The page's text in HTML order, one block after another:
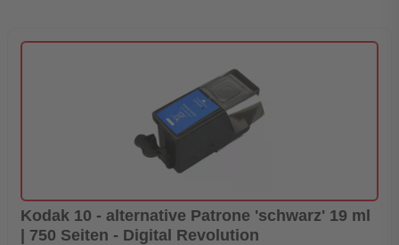
Kodak 10 - alternative Patrone 'schwarz' 19 ml
| 750 Seiten - Digital Revolution